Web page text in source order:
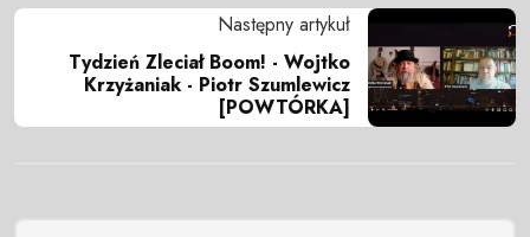
Następny artykuł
Tydzień Zleciał Boom! - Wojtko
Krzyżaniak - Piotr Szumlewicz
[POWTÓRKA]